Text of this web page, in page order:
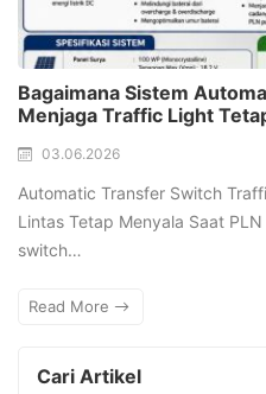
Bagaimana Sistem
Menjaga Traffic Light
03.06.2026
Automatic Transfer Switch
Lintas Tetap Menyala Saat
switch…
Read More
Cari Artikel